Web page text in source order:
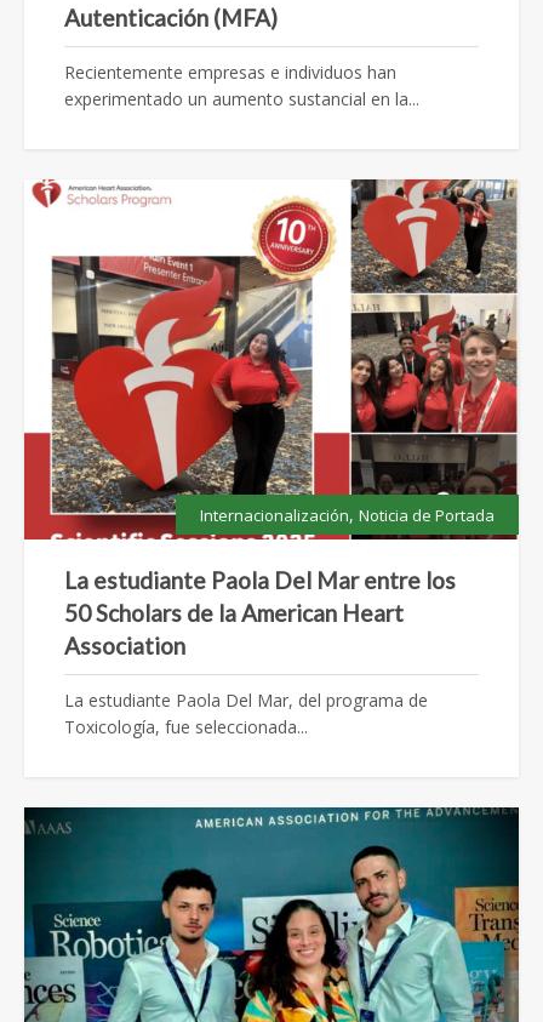
Autenticación (MFA)
Recientemente empresas e individuos han
experimentado un aumento sustancial en la...
Internacionalización, Noticia de Portada
La estudiante Paola Del Mar entre los
50 Scholars de la American Heart
Association
La estudiante Paola Del Mar, del programa de
Toxicología, fue seleccionada...